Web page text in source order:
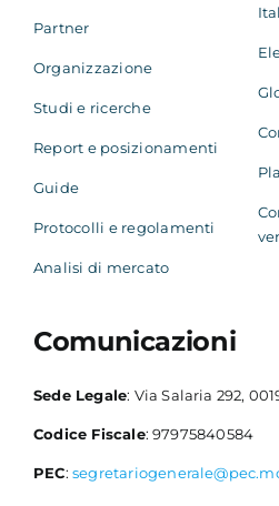
Partner
Organizzazione
Studi e ricerche
Report e posizionamenti
Guide
Protocolli e regolamenti
Analisi di mercato
Comunicazioni
Sede Legale: Via Salaria 292,
Codice Fiscale: 97975840584
PEC: